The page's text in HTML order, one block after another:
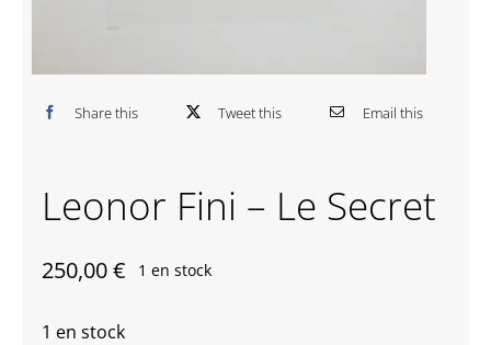
Blog Share this Tweet this Email this
Leonor Fini – Le Secret
250,00€ 1 en stock
1 en stock